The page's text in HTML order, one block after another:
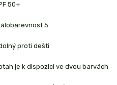
50+
5
proti dešti
je k dispozici ve dvou barvách